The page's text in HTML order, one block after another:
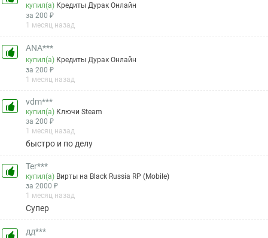
купил(а) Кредиты Дурак Онлайн
за 200 ₽
1 месяц назад
ANA***
купил(а) Кредиты Дурак Онлайн
за 200 ₽
1 месяц назад
vdm***
купил(а) Ключи Steam
за 200 ₽
1 месяц назад
быстро и по делу
Ter***
купил(а) Вирты на Black Russia RP (Mobile)
за 2000 ₽
1 месяц назад
Супер
дд***